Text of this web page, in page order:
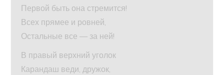
Первой быть она стремится!
Всех прямее и ровней,
Остальные все — за ней!
В правый верхний уголок
Карандаш веди, дружок,